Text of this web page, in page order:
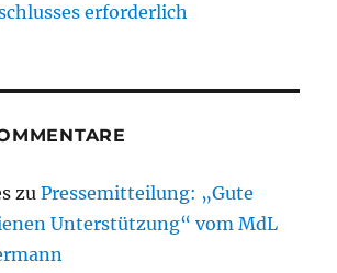
erforderlich
zuPressemitteilung: „Gute
Unterstützung“ vom MdL